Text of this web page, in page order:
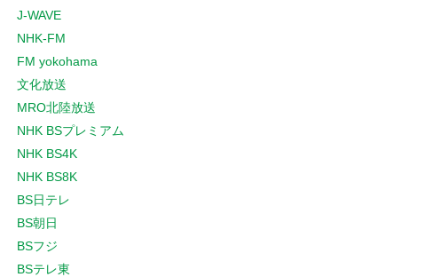
J-WAVE
NHK-FM
FM yokohama
文化放送
MRO北陸放送
NHK BSプレミアム
NHK BS4K
NHK BS8K
BS日テレ
BS朝日
BSフジ
BSテレ東